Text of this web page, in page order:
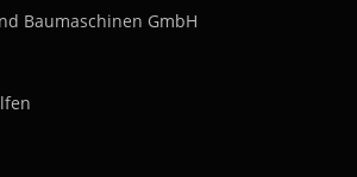
Baumaschinen GmbH